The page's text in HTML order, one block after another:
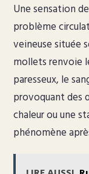
Une sensation
problème
veineuse située
mollets renvoie
paresseux, le
provoquant des
chaleur ou une
phénomène